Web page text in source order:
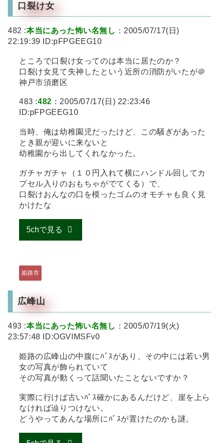
口裂け女
482 :本当にあった怖い名無し ：2005/07/17(日)
22:19:39 ID:pFPGEEG10
ところで口裂け女ってのは本当に居たのか？
口裂け女見て失神したという近所の消防がいたが＠
神戸市須磨区
483 :482 ：2005/07/17(日) 22:23:46
ID:pFPGEEG10
当時、俺は幼稚園児だったけど、この騒ぎがあった
とき親が迎いに来ないと
幼稚園から出してくれなかった。
ガチャガチャ（１０円入れて横にハンドル回してカ
プセル入りのおもちゃがでてくる）で、
口裂けおんなの口を模ったゴムのオモチャも良く見
かけたな
5chで見る
姫路市
広峰山
493 :本当にあった怖い名無し ：2005/07/19(火)
23:57:48 ID:OGVlMSFv0
姫路の広峰山の中腹にﾊﾞｽがあり、その中には若い男
女の写真が飾られていて
その写真が動くって話聞いたことないですか？
実際に行けば古いﾊﾞｽ確かにあるんだけど、崖を上ら
なければ辿りつけない。
どうやってあんな場所にﾊﾞｽが置けたのかも謎。